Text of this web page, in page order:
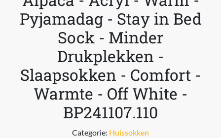
Pyjamadag - Stay in Bed
Sock - Minder
Drukplekken -
Slaapsokken - Comfort -
Warmte - Off White -
BP241107.110
Categorie: Huissokken